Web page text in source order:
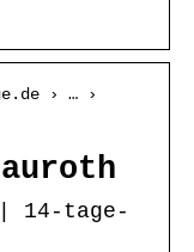
› … ›
14-tage-